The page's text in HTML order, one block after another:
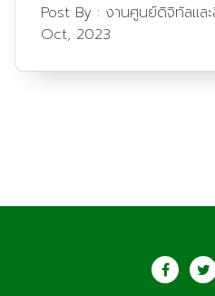
Post By : งานศูนย์ดิจิทัลแล
Oct, 2023